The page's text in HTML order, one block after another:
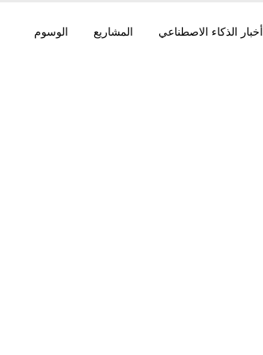
أخبار الذكاء الاصطناعي المشاريع الوسوم